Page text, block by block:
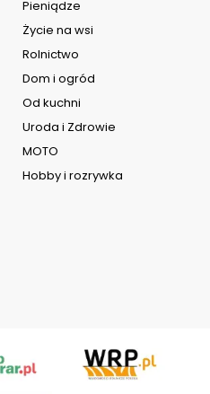
Pieniądze
Życie na wsi
Rolnictwo
Dom i ogród
Od kuchni
Uroda i Zdrowie
MOTO
Hobby i rozrywka